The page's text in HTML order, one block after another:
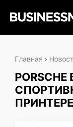
Главная ›
ПРИНТЕРЕ